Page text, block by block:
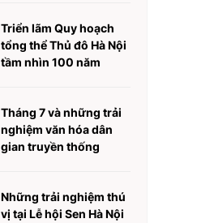
Triển lãm Quy hoạch
tổng thể Thủ đô Hà Nội
tầm nhìn 100 năm
Tháng 7 và những trải
nghiệm văn hóa dân
gian truyền thống
Những trải nghiệm thú
vị tại Lễ hội Sen Hà Nội